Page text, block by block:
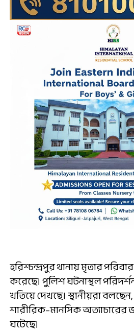
হরিশ্চন্দ্রপুর থানায় মৃতার
করেছে। পুলিশ ঘটনাস্থল
খতিয়ে দেখছে। স্থানীয়রা
শারীরিক–মানসিক অত্যাচারের
ঘটেছে।